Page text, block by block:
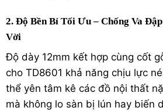
2. Độ Bền Bỉ Tối Ưu – Chống Va
Vời
Độ dày 12mm kết hợp cùng cốt
cho TD8601 khả năng chịu lực
thể yên tâm kê các đồ nội thất
mà không lo sàn bị lún hay biến